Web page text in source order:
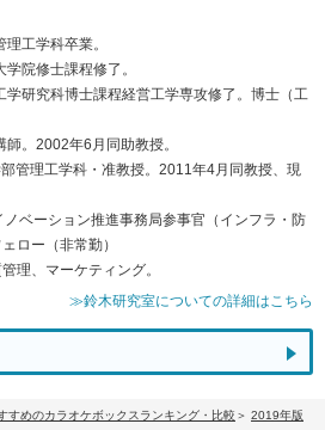
工学科卒業。
院修士課程修了。
研究科博士課程経営工学専攻修了。博士（工
。2002年6月同助教授。
管理工学科・准教授。2011年4月同教授、現
ベーション推進事務局参事官（インフラ・防
ロー（非常勤）
理、マーケティング。
≫鈴木研究室についての詳細はこちら
すめのカラオケボックスランキング・比較 2019年版